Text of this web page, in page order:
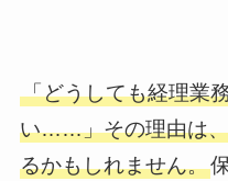
「どうしても経理業
い……」その理由は、
るかもしれません。